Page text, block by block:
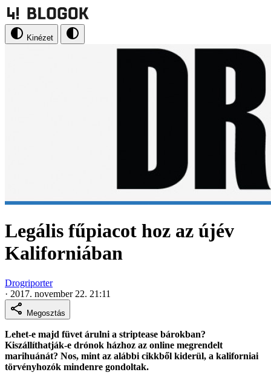
Kinézet
Legális fűpiacot hoz az újév
Kaliforniában
Drogriporter
· 2017. november 22. 21:11
Megosztás
Lehet-e majd füvet árulni a striptease bárokban?
Kiszállíthatják-e drónok házhoz az online megrendelt
marihuánát? Nos, mint az alábbi cikkből kiderül, a kaliforniai
törvényhozók mindenre gondoltak.